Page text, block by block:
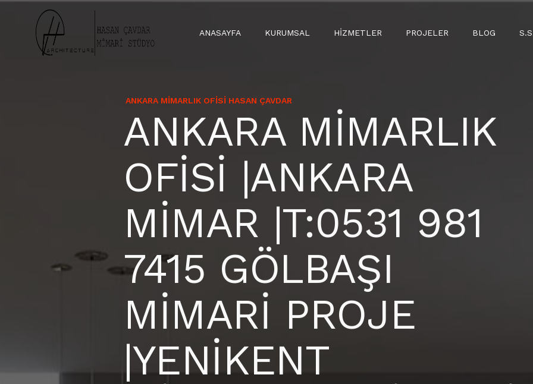
ANASAYFA KURUMSAL HIZMETLER PROJELER BLOG
ANKARA MIMARLIK OFISI HASAN ÇAVDAR
ANKARA MİMARLIK
OFİSİ |ANKARA
MİMAR |T:0531 981
7415 GÖLBAŞI
MİMARİ PROJE
|YENİKENT